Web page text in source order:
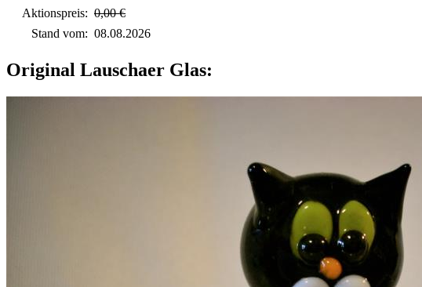
Aktionspreis: 0,00 €
Stand vom: 08.08.2026
Original Lauschaer Glas: